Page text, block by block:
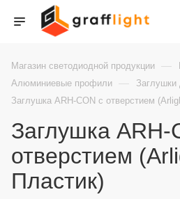
Магазин светодиодной продукции —
Алюминиевые профили —
Заглушка ARH-CON с отверстием
Заглушка ARH-
отверстием
Пластик)